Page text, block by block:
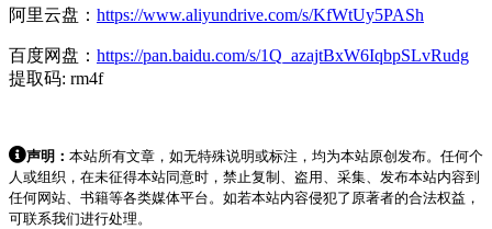
阿里云盘： https://www.aliyundrive.com/s/KfWtUy5PASh
百度网盘： https://pan.baidu.com/s/1Q_azajtBxW6IqbpSLvRudg
提取码: rm4f
声明： 本站所有文章，如无特殊说明或标注，均为本站原创发布。任何个
人或组织，在未征得本站同意时，禁止复制、盗用、采集、发布本站内容到
任何网站、书籍等各类媒体平台。如若本站内容侵犯了原著者的合法权益，
可联系我们进行处理。